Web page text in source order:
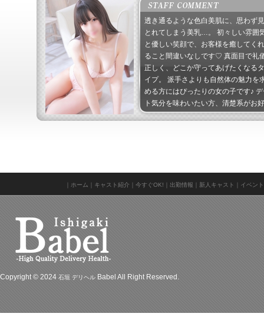
級の献身パワー！！！おっと、忘れち
ゃいけない…彼女の口技はもはや芸
術！！！その柔らかい唇と絶妙な舌さ
ばき、未体験ゾーンへと導く超絶技
巧！！「え？これが１８歳のレベ
ル！？」と叫んじゃう猛者続出！！
あっ！この世に舞い降りた新星「しゅ
り」と、一夜限りのドリームマッチを
キメる覚悟はできてますか！？元気爆
発！サービス満点！未知なる快感の大
乱闘、開幕だァーーーーーーッ！！！
透き通るような色白美肌に、思わず見
とれてしまう美乳…。 初々しい雰囲
と優しい笑顔で、お客様を癒してくれ
ること間違いなしです♡ 真面目で礼
正しく、どこか守ってあげたくなるタ
イプ。 派手さよりも自然体の魅力を
める方にはぴったりの女の子です♪
ト気分を味わいたい方、清楚系がお好
きな方に特におすすめです♪
ホーム キャスト紹介 今すぐOK! 出勤情報 新人キャスト イベント
Copyright © 2024 石垣 デリヘル Babel All Right Reserved.